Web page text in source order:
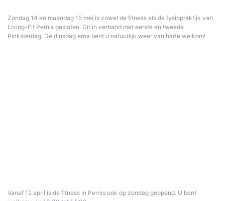
Zondag 14 en maandag 15 mei is zowel de fitness als de fysiopraktijk van
Living-Fit Pernis gesloten. Dit in verband met eerste en tweede
Pinksterdag. De dinsdag erna bent u natuurlijk weer van harte welkom!
Vanaf 12 april is de fitness in Pernis ook op zondag geopend. U bent